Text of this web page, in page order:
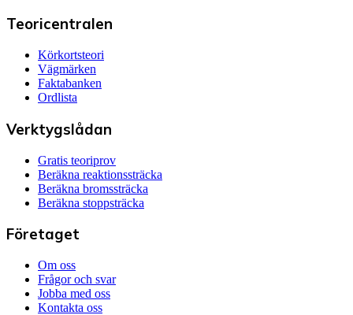
Teoricentralen
Körkortsteori
Vägmärken
Faktabanken
Ordlista
Verktygslådan
Gratis teoriprov
Beräkna reaktionssträcka
Beräkna bromssträcka
Beräkna stoppsträcka
Företaget
Om oss
Frågor och svar
Jobba med oss
Kontakta oss